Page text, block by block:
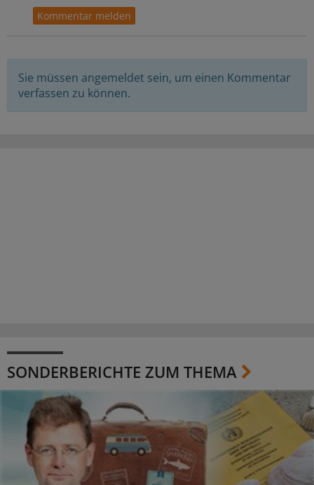
Sie müssen angemeldet sein, um einen Kommentar
verfassen zu können.
SONDERBERICHTE ZUM THEMA